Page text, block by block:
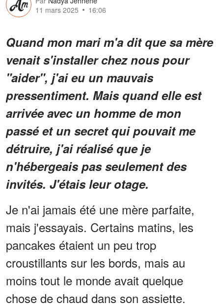
11 mars 2025
16:06
Quand mon mari m'a dit que sa mère
venait s'installer chez nous pour
"aider", j'ai eu un mauvais
pressentiment. Mais quand elle est
arrivée avec un homme de mon
passé et un secret qui pouvait me
détruire, j'ai réalisé que je
n'hébergeais pas seulement des
invités. J'étais leur otage.
Je n'ai jamais été une mère parfaite,
mais j'essayais. Certains matins, les
pancakes étaient un peu trop
croustillants sur les bords, mais au
moins tout le monde avait quelque
chose de chaud dans son assiette.